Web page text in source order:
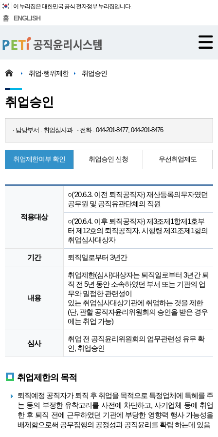
이 누리집은 대한민국 공식 전자정부 누리집입니다.
홈 ENGLISH
취업·행위제한 취업승인
취업승인
· 담당부서 : 취업심사과 · 전화 : 044-201-8477, 044-201-8476
취업제한여부 확인 취업승인 신청 우선취업제도
적용대상
○(‘20.6.3. 이전 퇴직공직자) 재산등록의무자였던
공무원 및 공직유관단체의 직원
○(‘20.6.4. 이후 퇴직공직자) 제3조제1항제1호부
터 제12호의 퇴직공직자, 시행령 제31조제1항의
취업심사대상자
기간 퇴직일로부터 3년간
내용
취업제한(심사)대상자는 퇴직일로부터 3년간 퇴
직 전 5년 동안 소속하였던 부서 또는 기관의 업
무와 밀접한 관련성이
있는 취업심사대상기관에 취업하는 것을 제한
(단, 관할 공직자윤리위원회의 승인을 받은 경우
에는 취업 가능)
심사
취업 전 공직윤리위원회의 업무관련성 유무 확
인, 취업승인
취업제한의 목적
퇴직예정 공직자가 퇴직 후 취업을 목적으로 특정업체에 특혜를 주
는 등의 부정한 유착고리를 사전에 차단하고, 사기업체 등에 취업
한 후 퇴직 전에 근무하였던 기관에 부당한 영향력 행사 가능성을
배제함으로써 공무집행의 공정성과 공직윤리를 확립 하는데 있음